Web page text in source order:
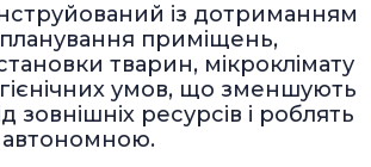
із дотриманням
приміщень,
тварин, мікроклімату
умов, що зменшують
зовнішніх ресурсів і роблять